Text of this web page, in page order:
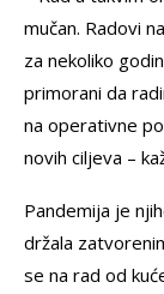
mučan. Radovi
za nekoliko
primorani da
na operativne
novih ciljeva –
Pandemija je
držala
se na rad od